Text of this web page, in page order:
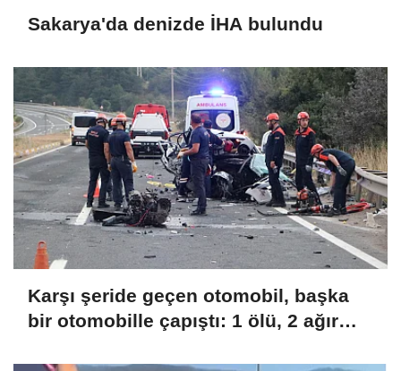
Sakarya'da denizde İHA bulundu
Karşı şeride geçen otomobil, başka
bir otomobille çapıştı: 1 ölü, 2 ağır